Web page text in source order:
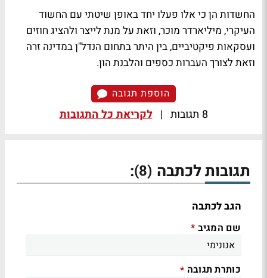
החשדות הן כי אלו פעלו יחד באופן שיטתי עם החשוד
העיקרי, מיליארדר מוכר, וזאת על מנת לייצר ולהציג חוזים
ועסקאות פיקטיביים, בין היתר בתחום הנדל"ן במדינה זרה
וזאת לצורך העברות כספים והלבנת הון.
הוספת תגובה
8 תגובות | לקריאת כל התגובות
תגובות לכתבה (8)
:
הגב לכתבה
שם המגיב *
כותרת תגובה *